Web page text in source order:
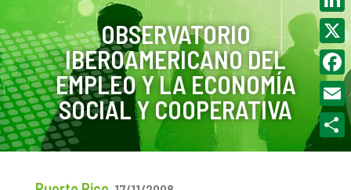
OBSERVATORIO
IBEROAMERICANO DEL
EMPLEO Y LA ECONOMÍA
SOCIAL Y COOPERATIVA
X
Email